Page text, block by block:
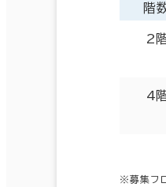
階
2
4
※募集フ